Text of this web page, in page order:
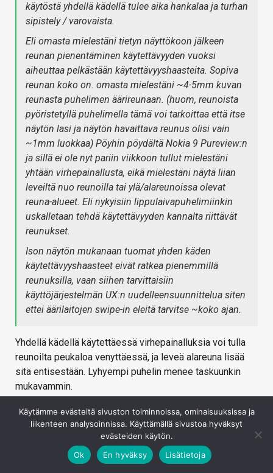
käytöstä yhdellä kädellä tulee aika hankalaa ja turhan
sipistely / varovaista.
Eli omasta mielestäni tietyn näyttökoon jälkeen
reunan pienentäminen käytettävyyden vuoksi
aiheuttaa pelkästään käytettävyyshaasteita. Sopiva
reunan koko on. omasta mielestäni ~4-5mm kuvan
reunasta puhelimen äärireunaan. (huom, reunoista
pyöristetyllä puhelimella tämä voi tarkoittaa että itse
näytön lasi ja näytön havaittava reunus olisi vain
~1mm luokkaa) Pöyhin pöydältä Nokia 9 Pureview:n
ja sillä ei ole nyt pariin viikkoon tullut mielestäni
yhtään virhepainallusta, eikä mielestäni näytä liian
leveiltä nuo reunoilla tai ylä/alareunoissa olevat
reuna-alueet. Eli nykyisiin lippulaivapuhelimiinkin
uskalletaan tehdä käytettävyyden kannalta riittävät
reunukset.
Ison näytön mukanaan tuomat yhden käden
käytettävyyshaasteet eivät ratkea pienemmillä
reunuksilla, vaan siihen tarvittaisiin
käyttöjärjestelmän UX:n uudelleensuunnittelua siten
ettei äärilaitojen swipe-in eleitä tarvitse ~koko ajan.
Yhdellä kädellä käytettäessä virhepainalluksia voi tulla
reunoilta peukaloa venyttäessä, ja leveä alareuna lisää
sitä entisestään. Lyhyempi puhelin menee taskuunkin
mukavammin.
Kirjaudu sisään vastataksesi
Käytämme evästeitä sivuston toiminnoissa, ominaisuuksissa ja
liikenteen analysoinnissa. Käyttämällä sivustoa hyväksyt
evästeiden käytön.
Ok
En hyväksy Lisätietoja